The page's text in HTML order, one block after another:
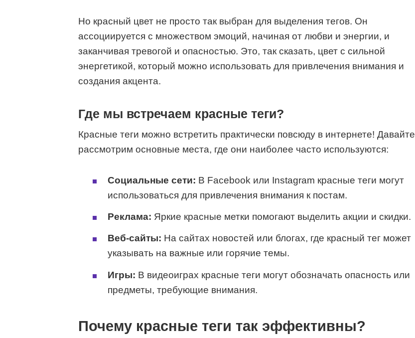
Но красный цвет не просто так выбран для выделения тегов. Он
ассоциируется с множеством эмоций, начиная от любви и энергии, и
заканчивая тревогой и опасностью. Это, так сказать, цвет с сильной
энергетикой, который можно использовать для привлечения внимания и
создания акцента.
Где мы встречаем красные теги?
Красные теги можно встретить практически повсюду в интернете! Давайте
рассмотрим основные места, где они наиболее часто используются:
Социальные сети: В Facebook или Instagram красные теги могут
использоваться для привлечения внимания к постам.
Реклама: Яркие красные метки помогают выделить акции и скидки.
Веб-сайты: На сайтах новостей или блогах, где красный тег может
указывать на важные или горячие темы.
Игры: В видеоиграх красные теги могут обозначать опасность или
предметы, требующие внимания.
Почему красные теги так эффективны?